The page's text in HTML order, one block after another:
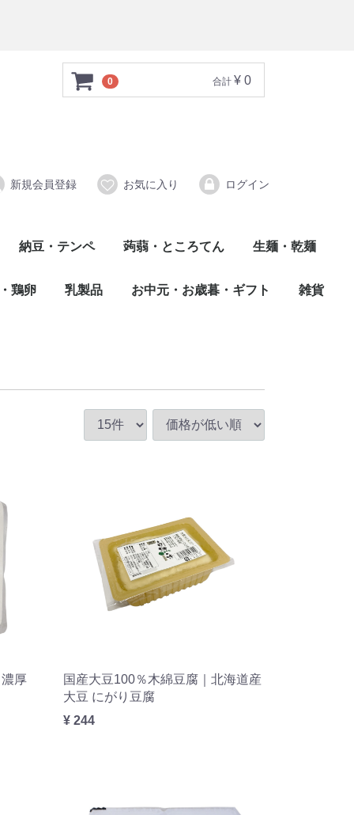
0 合計 ¥ 0
新規会員登録 お気に入り ログイン
納豆・テンペ 蒟蒻・ところてん
心太（ところてん）
蒟蒻（こんにゃく）
生麺・乾麺
乾麺
生麺
鶏卵 乳製品 お中元・お歳暮・ギフト 雑貨
厚
国産大豆100％木綿豆腐｜北海道産
大豆 にがり豆腐
¥ 244